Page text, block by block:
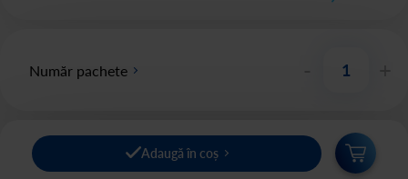
Număr pachete
Adaugă în coș